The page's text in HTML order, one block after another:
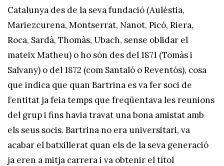
Catalunya des de la seva fundació (Aulèstia,
Mariezcurena, Montserrat, Nanot, Picó, Riera,
Roca, Sardà, Thomàs, Ubach, sense oblidar el
mateix Matheu) o ho són des del 1871 (Tomàs i
Salvany) o del 1872 (com Santaló o Reventós), cosa
que indica que quan Bartrina es va fer soci de
l’entitat ja feia temps que freqüentava les reunions
del grup i fins havia travat una bona amistat amb
els seus socis. Bartrina no era universitari, va
acabar el batxillerat quan els de la seva generació
ja eren a mitja carrera i va obtenir el títol